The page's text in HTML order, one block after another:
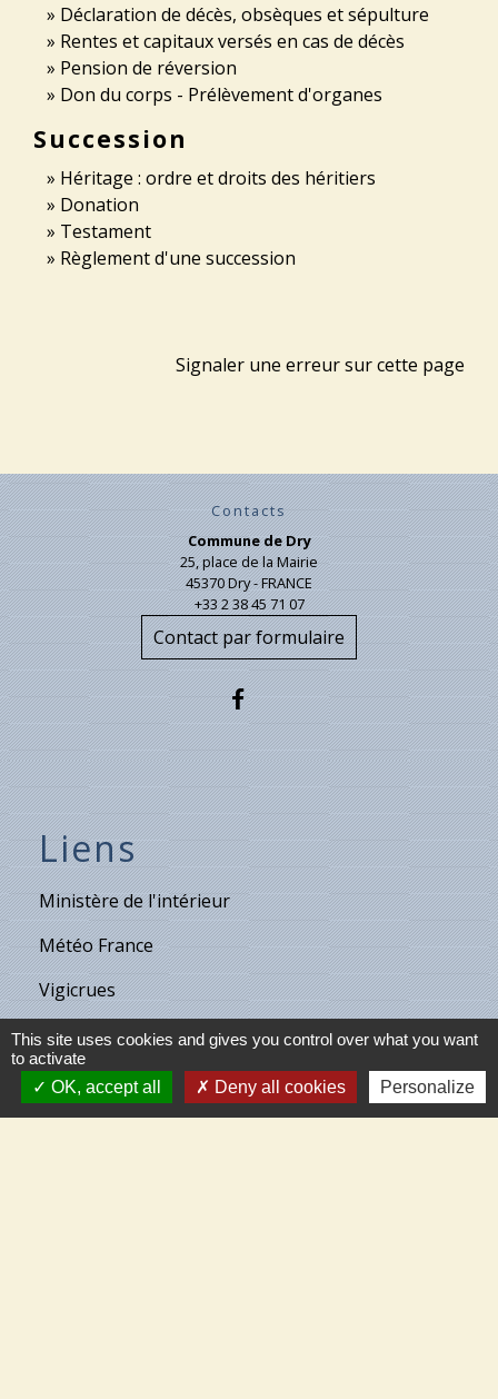
Déclaration de décès, obsèques et sépulture
Rentes et capitaux versés en cas de décès
Pension de réversion
Don du corps - Prélèvement d'organes
Succession
Héritage : ordre et droits des héritiers
Donation
Testament
Règlement d'une succession
Signaler une erreur sur cette page
Contacts
Commune de Dry
25, place de la Mairie
45370 Dry - FRANCE
+33 2 38 45 71 07
Contact par formulaire
Liens
Ministère de l'intérieur
Météo France
Vigicrues
Son & Lumières de Cléry
Maison de retraite de Villecante
This site uses cookies and gives you control over what you want
to activate
OK, accept all
Deny all cookies Personalize